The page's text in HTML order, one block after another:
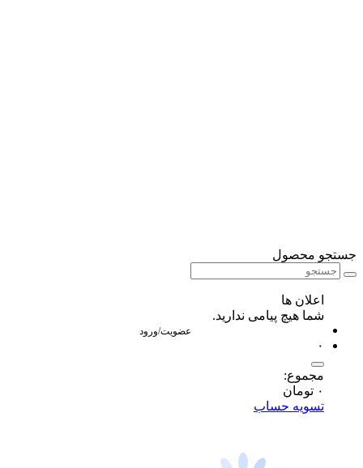
جستجو محصول
اعلان ها
شما هیچ پیامی ندارید.
عضویت/ورود
۰
مجموع:
۰ تومان
تسویه حساب